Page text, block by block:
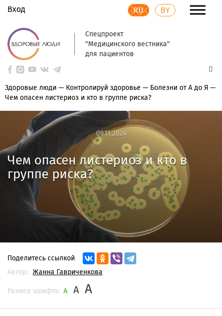
Вход RU BY
Спецпроект
"Медицинского вестника"
для пациентов
Здоровые люди — Контролируй здоровье — Болезни от А до Я —
Чем опасен листериоз и кто в группе риска?
09.11.2024
09.11.2024
Чем опасен листериоз и кто в
группе риска?
Поделитесь ссылкой
Автор:
Жанна Гавриченкова
Размер шрифта: A A A